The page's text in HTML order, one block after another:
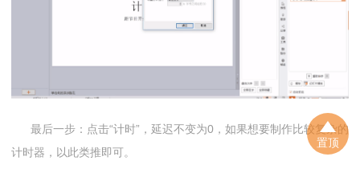
最后一步：点击“计时”，延迟不变为0，如果想要制作比较复杂的
计时器，以此类推即可。
置顶